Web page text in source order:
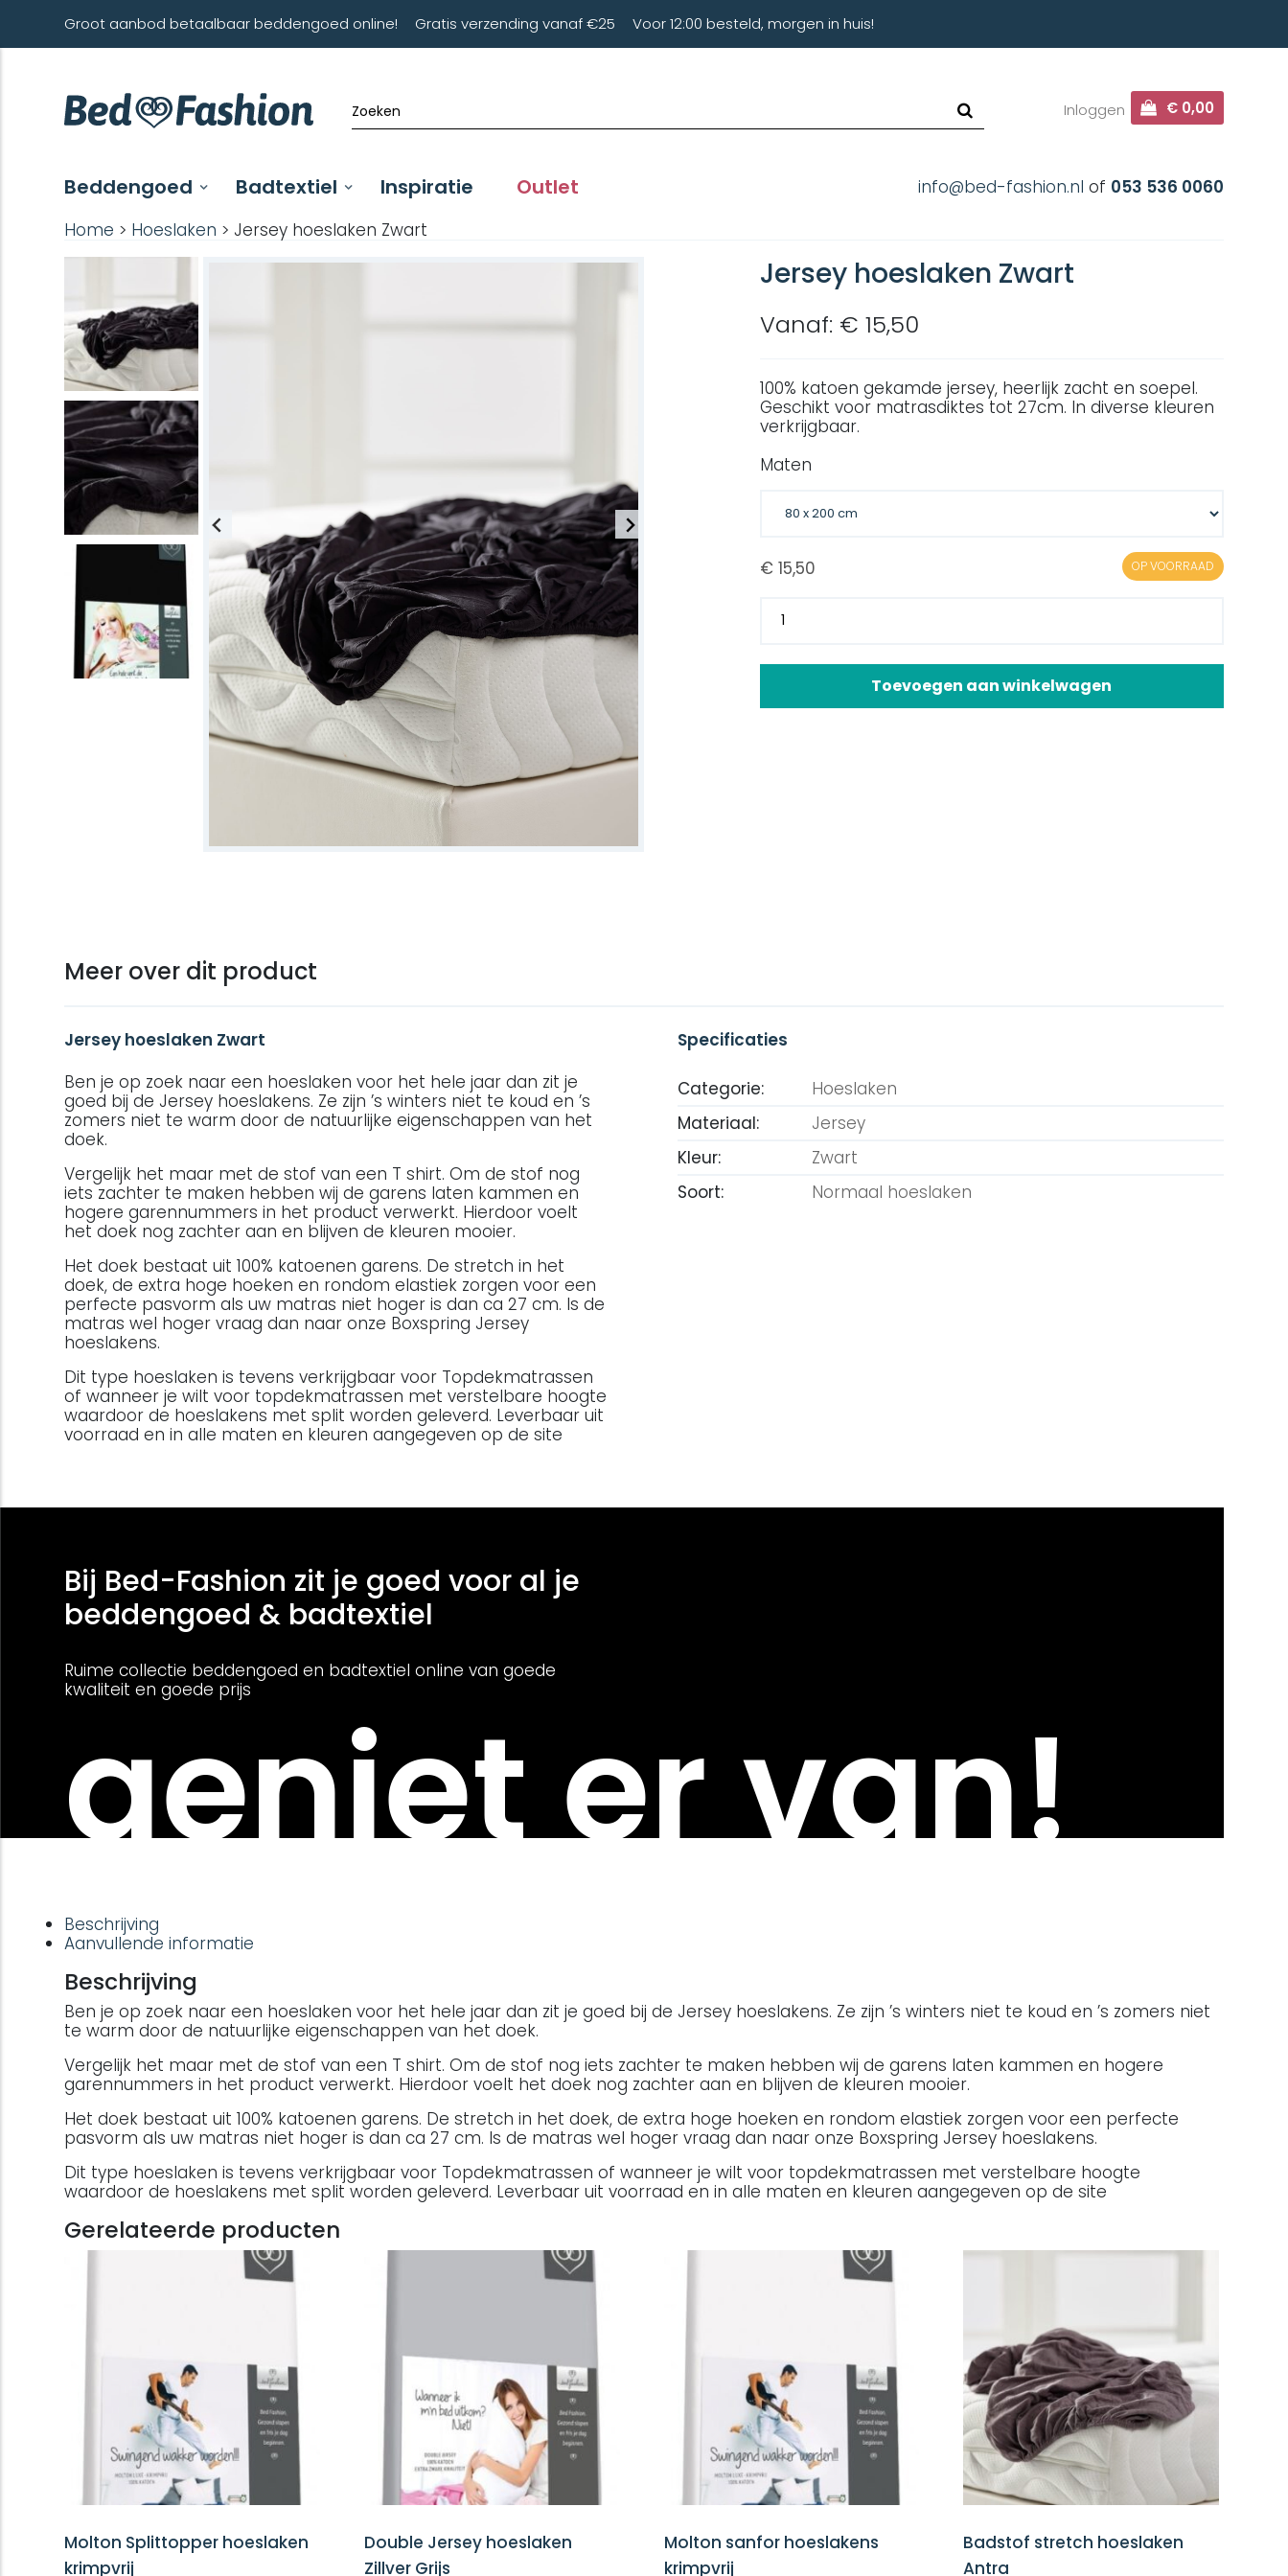
Groot aanbod betaalbaar beddengoed online! Gratis verzending vanaf €25 Voor 12:00 besteld, morgen in huis!
Inloggen € 0,00
Beddengoed Badtextiel Inspiratie Outlet info@bed-fashion.nl of 053 536 0060
Home > Hoeslaken > Jersey hoeslaken Zwart
Jersey hoeslaken Zwart
Vanaf: € 15,50
100% katoen gekamde jersey, heerlijk zacht en soepel.
Geschikt voor matrasdiktes tot 27cm. In diverse kleuren
verkrijgbaar.
Maten
OP VOORRAAD
Toevoegen aan winkelwagen
Meer over dit product
Jersey hoeslaken Zwart
Ben je op zoek naar een hoeslaken voor het hele jaar dan zit je
goed bij de Jersey hoeslakens. Ze zijn ’s winters niet te koud en ’s
zomers niet te warm door de natuurlijke eigenschappen van het
doek.
Vergelijk het maar met de stof van een T shirt. Om de stof nog
iets zachter te maken hebben wij de garens laten kammen en
hogere garennummers in het product verwerkt. Hierdoor voelt
het doek nog zachter aan en blijven de kleuren mooier.
Het doek bestaat uit 100% katoenen garens. De stretch in het
doek, de extra hoge hoeken en rondom elastiek zorgen voor een
perfecte pasvorm als uw matras niet hoger is dan ca 27 cm. Is de
matras wel hoger vraag dan naar onze Boxspring Jersey
hoeslakens.
Dit type hoeslaken is tevens verkrijgbaar voor Topdekmatrassen
of wanneer je wilt voor topdekmatrassen met verstelbare hoogte
waardoor de hoeslakens met split worden geleverd. Leverbaar uit
voorraad en in alle maten en kleuren aangegeven op de site
Specificaties
Categorie:
Hoeslaken
Materiaal:
Jersey
Kleur:
Zwart
Soort:
Normaal hoeslaken
Bij Bed-Fashion zit je goed voor al je
beddengoed & badtextiel
Ruime collectie beddengoed en badtextiel online van goede
kwaliteit en goede prijs
geniet er van!
Beschrijving
Aanvullende informatie
Beschrijving
Ben je op zoek naar een hoeslaken voor het hele jaar dan zit je goed bij de Jersey hoeslakens. Ze zijn ’s winters niet te koud en ’s zomers niet
te warm door de natuurlijke eigenschappen van het doek.
Vergelijk het maar met de stof van een T shirt. Om de stof nog iets zachter te maken hebben wij de garens laten kammen en hogere
garennummers in het product verwerkt. Hierdoor voelt het doek nog zachter aan en blijven de kleuren mooier.
Het doek bestaat uit 100% katoenen garens. De stretch in het doek, de extra hoge hoeken en rondom elastiek zorgen voor een perfecte
pasvorm als uw matras niet hoger is dan ca 27 cm. Is de matras wel hoger vraag dan naar onze Boxspring Jersey hoeslakens.
Dit type hoeslaken is tevens verkrijgbaar voor Topdekmatrassen of wanneer je wilt voor topdekmatrassen met verstelbare hoogte
waardoor de hoeslakens met split worden geleverd. Leverbaar uit voorraad en in alle maten en kleuren aangegeven op de site
Gerelateerde producten
Molton Splittopper hoeslaken
krimpvrij
Double Jersey hoeslaken
Zillver Grijs
Molton sanfor hoeslakens
krimpvrij
Badstof stretch hoeslaken
Antra